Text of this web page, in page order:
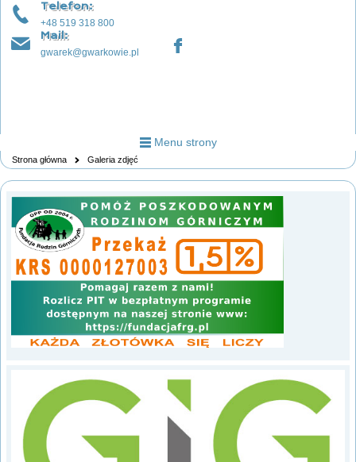
Telefon:
+48 519 318 800
Mail:
gwarek@gwarkowie.pl
Menu strony
Strona główna Galeria zdjęć